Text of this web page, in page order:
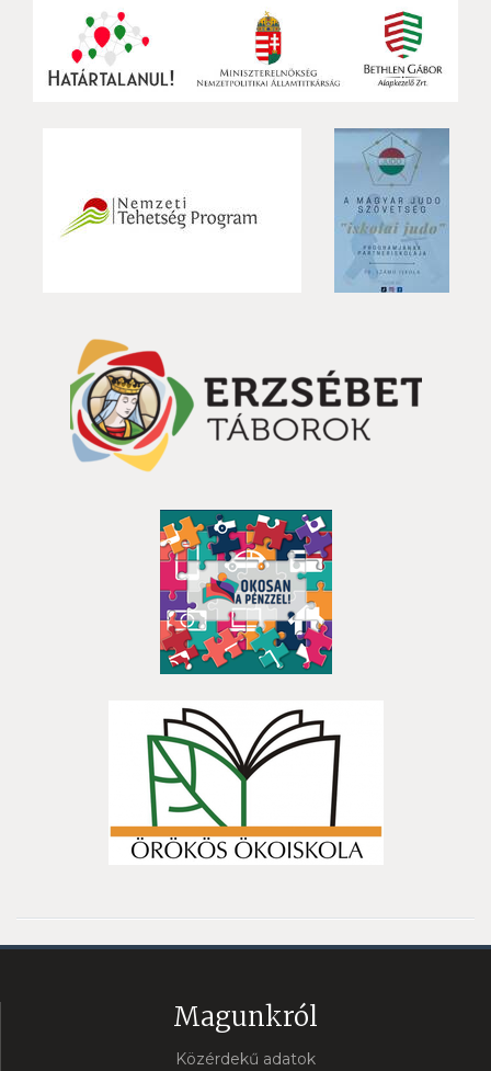
Magunkról
Közérdekű adatok